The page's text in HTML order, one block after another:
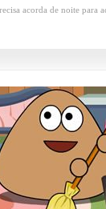
acorda de noite para